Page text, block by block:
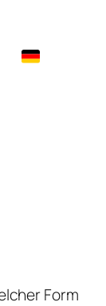
Form